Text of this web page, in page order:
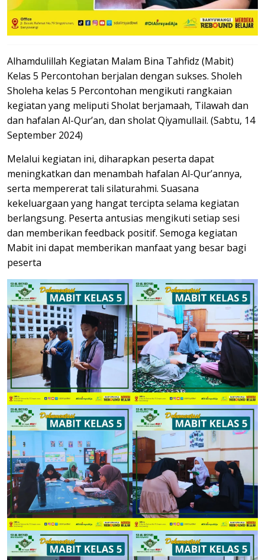
Alhamdulillah Kegiatan Malam Bina Tahfidz (Mabit)
Kelas 5 Percontohan berjalan dengan sukses. Sholeh
Sholeha kelas 5 Percontohan mengikuti rangkaian
kegiatan yang meliputi Sholat berjamaah, Tilawah dan
dan hafalan Al-Qur’an, dan sholat Qiyamullail. (Sabtu, 14
September 2024)
Melalui kegiatan ini, diharapkan peserta dapat
meningkatkan dan menambah hafalan Al-Qur’annya,
serta mempererat tali silaturahmi. Suasana
kekeluargaan yang hangat tercipta selama kegiatan
berlangsung. Peserta antusias mengikuti setiap sesi
dan memberikan feedback positif. Semoga kegiatan
Mabit ini dapat memberikan manfaat yang besar bagi
peserta